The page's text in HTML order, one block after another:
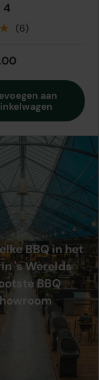
4
(6)
aan
BBQ in het
's Werelds
BBQ